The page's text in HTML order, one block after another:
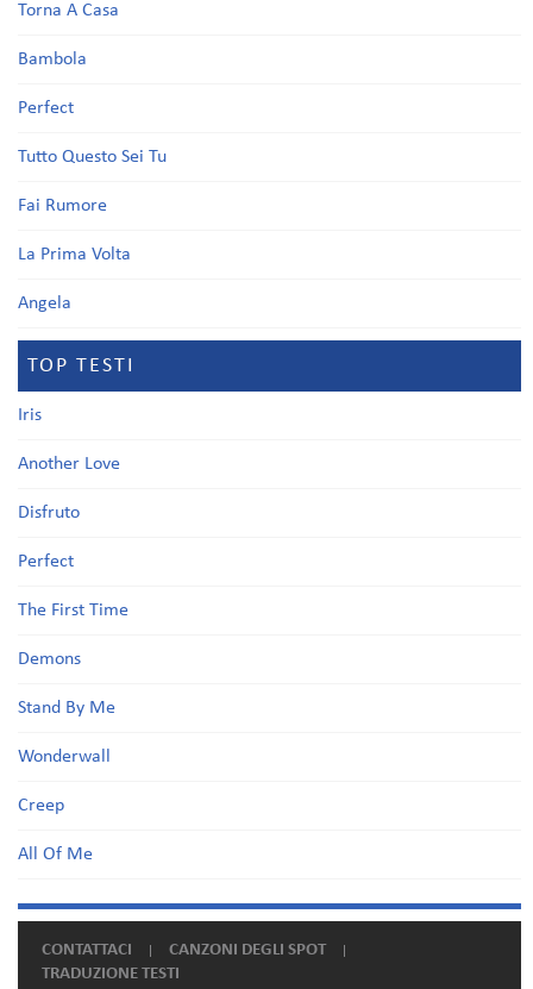
Torna A Casa
Bambola
Perfect
Tutto Questo Sei Tu
Fai Rumore
La Prima Volta
Angela
TOP TESTI
Iris
Another Love
Disfruto
Perfect
The First Time
Demons
Stand By Me
Wonderwall
Creep
All Of Me
CONTATTACI
CANZONI DEGLI SPOT
TRADUZIONE TESTI